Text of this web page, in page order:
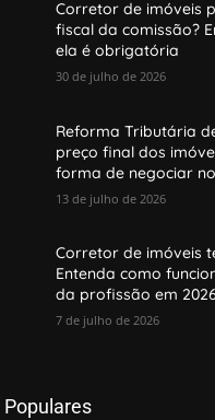
Corretor de imóveis
fiscal da comissão?
ela é obrigatória
30 de julho de 2026
Reforma Tributária
preço final dos
forma de negociar
13 de julho de 2026
Corretor de imóveis
Entenda como
da profissão em 2026
7 de julho de 2026